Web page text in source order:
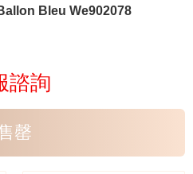
Bleu We902078
諮詢
罄